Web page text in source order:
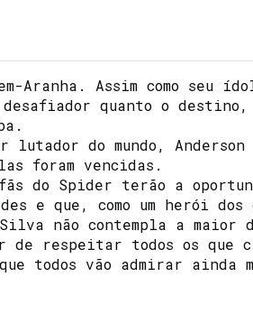
Aranha. Assim como
desafiador quanto o
do mundo,
foram vencidas.
do Spider terão a
e que, como um herói
não contempla a maior
de respeitar todos os que
todos vão admirar